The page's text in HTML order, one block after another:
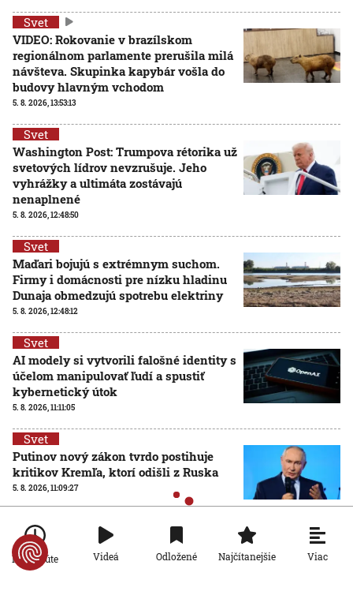
Svet
VIDEO: Rokovanie v brazílskom
regionálnom parlamente prerušila milá
návšteva. Skupinka kapybár vošla do
budovy hlavným vchodom
5. 8. 2026, 13:53:13
Svet
Washington Post: Trumpova rétorika už
svetových lídrov nevzrušuje. Jeho
vyhrážky a ultimáta zostávajú
nenaplnené
5. 8. 2026, 12:48:50
Svet
Maďari bojujú s extrémnym suchom.
Firmy i domácnosti pre nízku hladinu
Dunaja obmedzujú spotrebu elektriny
5. 8. 2026, 12:48:12
Svet
AI modely si vytvorili falošné identity s
účelom manipulovať ľudí a spustiť
kybernetický útok
5. 8. 2026, 11:11:05
Svet
Putinov nový zákon tvrdo postihuje
kritikov Kremľa, ktorí odišli z Ruska
5. 8. 2026, 11:09:27
Po minúte Videá Odložené Najčítanejšie Viac